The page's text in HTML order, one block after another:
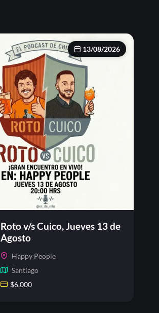
13/08/2026
Roto v/s Cuico, Jueves 13 de
Agosto
Happy People
Santiago
$6.000